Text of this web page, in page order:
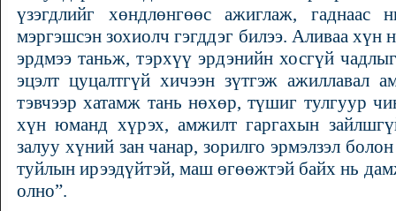
үзэгдлийг хөндлөнгөөс ажиглаж, гаднаас
мэргэшсэн зохиолч гэгддэг билээ. Аливаа хүн
эрдмээ таньж, тэрхүү эрдэнийн хосгүй
эцэлт цуцалтгүй хичээн зүтгэж ажиллавал
тэвчээр хатамж тань нөхөр, түшиг тулгуур
хүн юманд хүрэх, амжилт гаргахын
залуу хүний зан чанар, зорилго эрмэлзэл
туйлын ирээдүйтэй, маш өгөөжтэй байх нь
олно”.